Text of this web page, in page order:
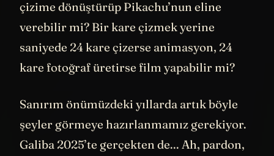
çizime dönüştürüp Pikachu’nun eline
verebilir mi? Bir kare çizmek yerine
saniyede 24 kare çizerse animasyon, 24
kare fotoğraf üretirse film yapabilir mi?
Sanırım önümüzdeki yıllarda artık böyle
şeyler görmeye hazırlanmamız gerekiyor.
Galiba 2025’te gerçekten de... Ah, pardon,